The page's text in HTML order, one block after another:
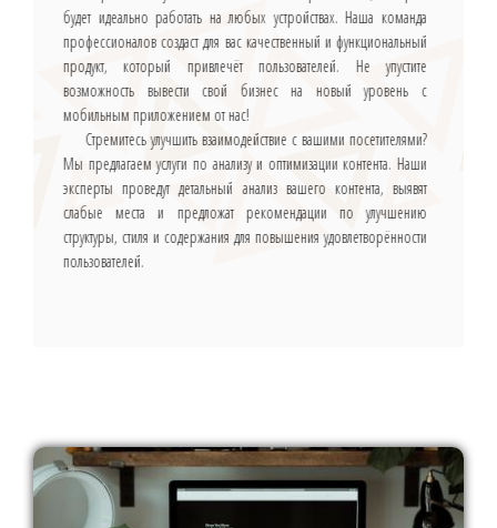
будет идеально работать на любых устройствах. Наша команда
профессионалов создаст для вас качественный и функциональный
продукт, который привлечёт пользователей. Не упустите
возможность вывести свой бизнес на новый уровень с
мобильным приложением от нас!
Стремитесь улучшить взаимодействие с вашими посетителями?
Мы предлагаем услуги по анализу и оптимизации контента. Наши
эксперты проведут детальный анализ вашего контента, выявят
слабые места и предложат рекомендации по улучшению
структуры, стиля и содержания для повышения удовлетворённости
пользователей.